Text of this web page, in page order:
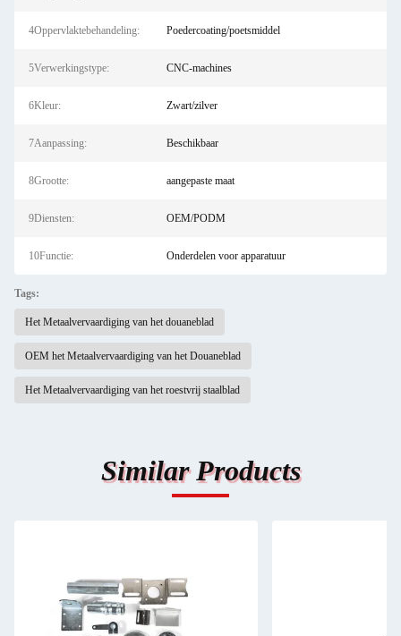
4Oppervlaktebehandeling: Poedercoating/poetsmiddel
5Verwerkingstype: CNC-machines
6Kleur: Zwart/zilver
7Aanpassing: Beschikbaar
8Grootte: aangepaste maat
9Diensten: OEM/PODM
10Functie: Onderdelen voor apparatuur
Tags:
Het Metaalvervaardiging van het douaneblad
OEM het Metaalvervaardiging van het Douaneblad
Het Metaalvervaardiging van het roestvrij staalblad
Similar Products